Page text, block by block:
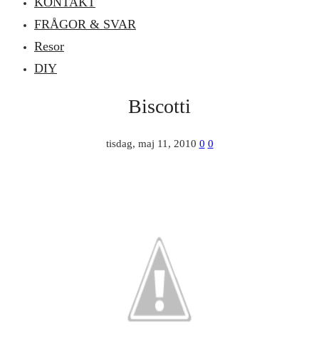
FRÅGOR & SVAR
Resor
DIY
Biscotti
tisdag, maj 11, 2010 0 0